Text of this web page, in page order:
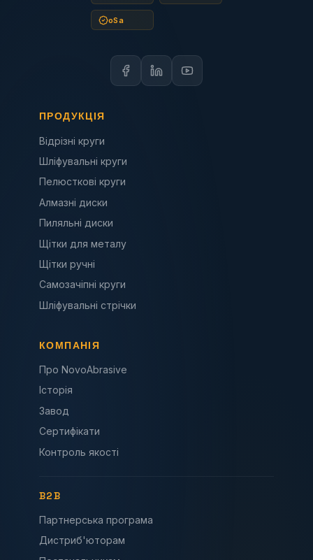
oSa
ПРОДУКЦІЯ
Відрізні круги
Шліфувальні круги
Пелюсткові круги
Алмазні диски
Пиляльні диски
Щітки для металу
Щітки ручні
Самозачіпні круги
Шліфувальні стрічки
КОМПАНІЯ
Про NovoAbrasive
Історія
Завод
Сертифікати
Контроль якості
B2B
Партнерська програма
Дистриб'юторам